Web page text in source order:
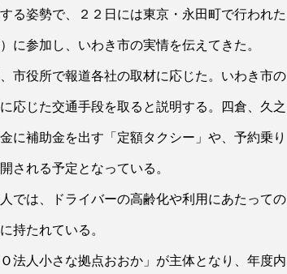
る姿勢で、２２日には東京・永田町で行われた
に参加し、いわき市の実情を伝えてきた。
市役所で報道各社の取材に応じた。いわき市の
応じた交通手段を取ると説明する。四倉、久之
に補助金を出す「定額タクシー」や、予約乗り
される予定となっている。
では、ドライバーの高齢化や利用にあたっての
持たれている。
法人小さな拠点おおか」が主体となり、年度内